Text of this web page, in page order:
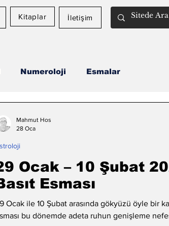
Kitaplar İletişim
Numeroloji Esmalar
Ocak – 10 Şubat
Esması
Ocak ile 10 Şubat arasında gökyüzü öyle bir
bu dönemde adeta ruhun genişleme
Mahmut Hos
28 Oca